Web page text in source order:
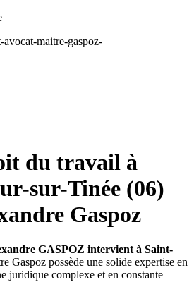
du travail à
sur-Tinée (06)
Gaspoz
GASPOZ intervient à Saint-
Gaspoz possède une solide expertise en
juridique complexe et en constante